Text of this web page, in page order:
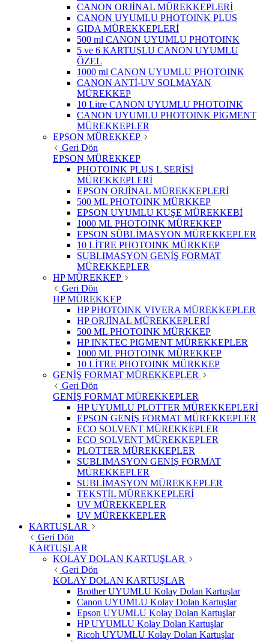
CANON ORJİNAL MÜREKKEPLERİ
CANON UYUMLU PHOTOINK PLUS
GIDA MÜREKKEPLERİ
500 ml CANON UYUMLU PHOTOINK
5 ve 6 KARTUŞLU CANON UYUMLU
ÖZEL
1000 ml CANON UYUMLU PHOTOINK
CANON ANTİ-UV SOLMAYAN
MÜREKKEP
10 Litre CANON UYUMLU PHOTOINK
CANON UYUMLU PHOTOINK PİGMENT
MÜREKKEPLER
EPSON MÜREKKEP
Geri Dön
EPSON MÜREKKEP
PHOTOINK PLUS L SERİSİ
MÜREKKEPLERİ
EPSON ORJİNAL MÜREKKEPLERİ
500 ML PHOTOINK MÜRKKEP
EPSON UYUMLU KUŞE MÜREKKEBİ
1000 ML PHOTOINK MÜREKKEP
EPSON SÜBLİMASYON MÜREKKEPLER
10 LİTRE PHOTOINK MÜRKKEP
SUBLIMASYON GENİŞ FORMAT
MÜREKKEPLER
HP MÜREKKEP
Geri Dön
HP MÜREKKEP
HP PHOTOINK VIVERA MÜREKKEPLER
HP ORJİNAL MÜREKKEPLERİ
500 ML PHOTOINK MÜRKKEP
HP INKTEC PIGMENT MÜREKKEPLER
1000 ML PHOTOINK MÜREKKEP
10 LİTRE PHOTOINK MÜRKKEP
GENİŞ FORMAT MÜREKKEPLER
Geri Dön
GENİŞ FORMAT MÜREKKEPLER
HP UYUMLU PLOTTER MÜREKKEPLERİ
EPSON GENİŞ FORMAT MÜREKKEPLER
ECO SOLVENT MÜREKKEPLER
ECO SOLVENT MÜREKKEPLER
PLOTTER MÜREKKEPLER
SUBLIMASYON GENİŞ FORMAT
MÜREKKEPLER
SUBLİMASYON MÜREKKEPLER
TEKSTİL MÜREKKEPLERİ
UV MÜREKKEPLER
UV MÜREKKEPLER
KARTUŞLAR
Geri Dön
KARTUŞLAR
KOLAY DOLAN KARTUŞLAR
Geri Dön
KOLAY DOLAN KARTUŞLAR
Brother UYUMLU Kolay Dolan Kartuşlar
Canon UYUMLU Kolay Dolan Kartuşlar
Epson UYUMLU Kolay Dolan Kartuşlar
HP UYUMLU Kolay Dolan Kartuşlar
Ricoh UYUMLU Kolay Dolan Kartuşlar